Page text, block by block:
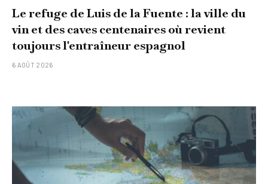
Le refuge de Luis de la Fuente : la ville du
vin et des caves centenaires où revient
toujours l'entraîneur espagnol
6 AOÛT 2026